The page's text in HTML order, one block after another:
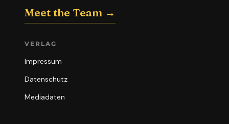
Meet the Team →
VERLAG
Impressum
Datenschutz
Mediadaten